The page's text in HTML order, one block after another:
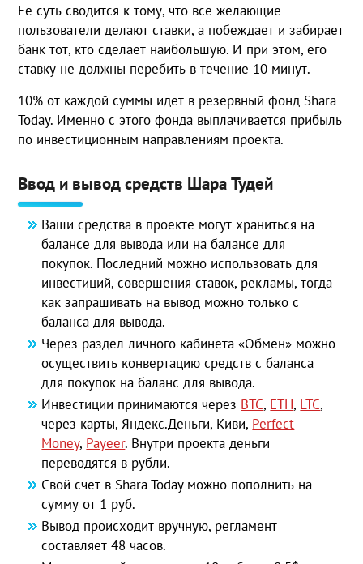
Ее суть сводится к тому, что все желающие
пользователи делают ставки, а побеждает и забирает
банк тот, кто сделает наибольшую. И при этом, его
ставку не должны перебить в течение 10 минут.
10% от каждой суммы идет в резервный фонд Shara
Today. Именно с этого фонда выплачивается прибыль
по инвестиционным направлениям проекта.
Ввод и вывод средств Шара Тудей
Ваши средства в проекте могут храниться на
балансе для вывода или на балансе для
покупок. Последний можно использовать для
инвестиций, совершения ставок, рекламы, тогда
как запрашивать на вывод можно только с
баланса для вывода.
Через раздел личного кабинета «Обмен» можно
осуществить конвертацию средств с баланса
для покупок на баланс для вывода.
Инвестиции принимаются через ВТС, ЕТН, LTC,
через карты, Яндекс.Деньги, Киви, Perfect
Money, Payeer. Внутри проекта деньги
переводятся в рубли.
Свой счет в Shara Today можно пополнить на
сумму от 1 руб.
Вывод происходит вручную, регламент
составляет 48 часов.